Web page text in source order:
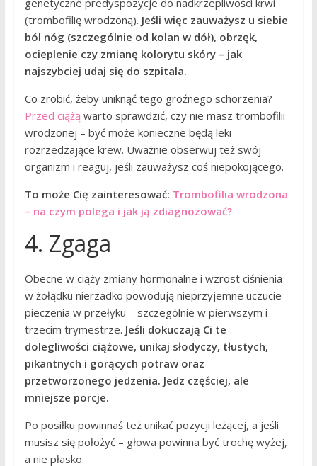
genetyczne predyspozycje do nadkrzepliwości krwi
(trombofilię wrodzoną). Jeśli więc zauważysz u siebie
ból nóg (szczególnie od kolan w dół), obrzęk,
ocieplenie czy zmianę kolorytu skóry – jak
najszybciej udaj się do szpitala.
Co zrobić, żeby uniknąć tego groźnego schorzenia?
Przed ciążą warto sprawdzić, czy nie masz trombofilii
wrodzonej – być może konieczne będą leki
rozrzedzające krew. Uważnie obserwuj też swój
organizm i reaguj, jeśli zauważysz coś niepokojącego.
To może Cię zainteresować: Trombofilia wrodzona
– na czym polega i jak ją zdiagnozować?
4. Zgaga
Obecne w ciąży zmiany hormonalne i wzrost ciśnienia
w żołądku nierzadko powodują nieprzyjemne uczucie
pieczenia w przełyku – szczególnie w pierwszym i
trzecim trymestrze. Jeśli dokuczają Ci te
dolegliwości ciążowe, unikaj słodyczy, tłustych,
pikantnych i gorących potraw oraz
przetworzonego jedzenia. Jedz częściej, ale
mniejsze porcje.
Po posiłku powinnaś też unikać pozycji leżącej, a jeśli
musisz się położyć – głowa powinna być trochę wyżej,
a nie płasko.